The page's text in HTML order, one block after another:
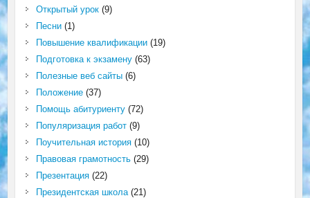
Открытый урок(9)
Песни(1)
Повышение квалификации(19)
Подготовка к экзамену(63)
Полезные веб сайты(6)
Положение(37)
Помощь абитуриенту(72)
Популяризация работ(9)
Поучительная история(10)
Правовая грамотность(29)
Презентация(22)
Президентская школа(21)